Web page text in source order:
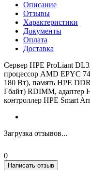
Описание
Отзывы
Характеристики
Документы
Оплата
Доставка
Сервер HPE ProLiant
процессор AMD EPYC
180 Вт), память HPE
Гбайт) RDIMM, адаптер
контроллер HPE Smart
Загрузка отзывов...
0
Написать отзыв